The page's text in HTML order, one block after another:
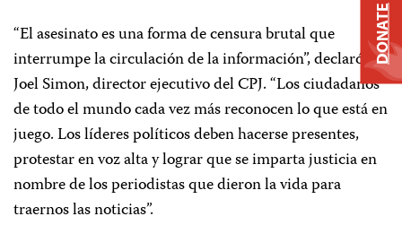
“El asesinato es una forma de censura brutal que
interrumpe la circulación de la información”, declaró
Joel Simon, director ejecutivo del CPJ. “Los ciudadanos
de todo el mundo cada vez más reconocen lo que está en
juego. Los líderes políticos deben hacerse presentes,
protestar en voz alta y lograr que se imparta justicia en
nombre de los periodistas que dieron la vida para
traernos las noticias”.
DONATE